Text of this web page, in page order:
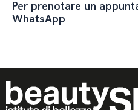
Per prenotare un
WhatsApp